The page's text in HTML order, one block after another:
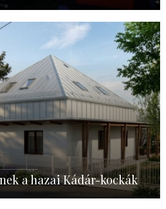
a hazai Kádár-kockák